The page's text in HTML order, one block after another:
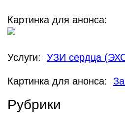
Картинка для анонса:
Услуги: УЗИ сердца
Картинка для анонса:
Рубрики